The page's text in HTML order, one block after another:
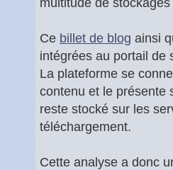
Ce billet de blog ainsi
intégrées au portail de
La plateforme se
contenu et le présente
reste stocké sur les
téléchargement.
Cette analyse a donc